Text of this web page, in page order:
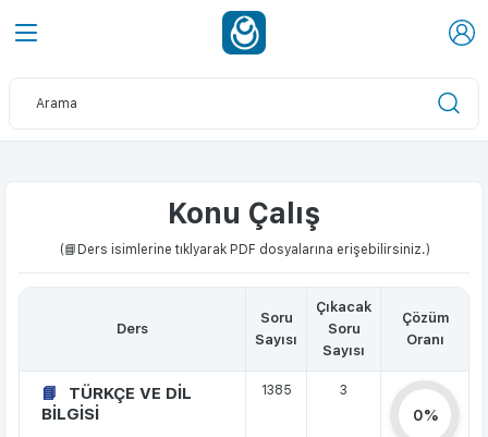
Konu Çalış
(📘Ders isimlerine tıklyarak PDF dosyalarına erişebilirsiniz.)
Ders
Soru
Sayısı
Çıkacak
Soru
Sayısı
Çözüm
Oranı
TÜRKÇE VE DİL
BİLGİSİ
1385 3
0%